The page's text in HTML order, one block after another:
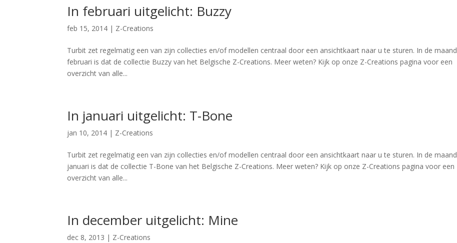
In februari uitgelicht: Buzzy
feb 15, 2014 | Z-Creations
Turbit zet regelmatig een van zijn collecties en/of modellen centraal door een ansichtkaart naar u te sturen. In de maand
februari is dat de collectie Buzzy van het Belgische Z-Creations. Meer weten? Kijk op onze Z-Creations pagina voor een
overzicht van alle...
In januari uitgelicht: T-Bone
jan 10, 2014 | Z-Creations
Turbit zet regelmatig een van zijn collecties en/of modellen centraal door een ansichtkaart naar u te sturen. In de maand
januari is dat de collectie T-Bone van het Belgische Z-Creations. Meer weten? Kijk op onze Z-Creations pagina voor een
overzicht van alle...
In december uitgelicht: Mine
dec 8, 2013 | Z-Creations